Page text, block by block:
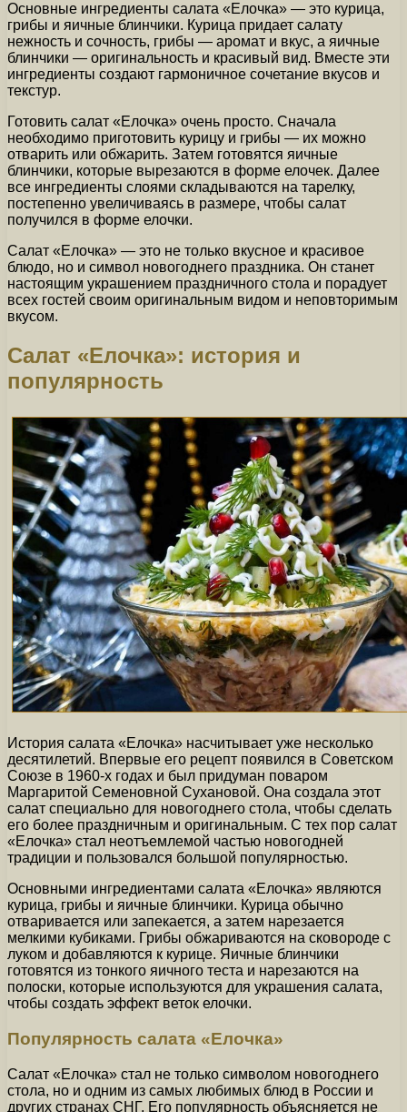
Основные ингредиенты салата «Елочка» — это курица,
грибы и яичные блинчики. Курица придает салату
нежность и сочность, грибы — аромат и вкус, а яичные
блинчики — оригинальность и красивый вид. Вместе эти
ингредиенты создают гармоничное сочетание вкусов и
текстур.
Готовить салат «Елочка» очень просто. Сначала
необходимо приготовить курицу и грибы — их можно
отварить или обжарить. Затем готовятся яичные
блинчики, которые вырезаются в форме елочек. Далее
все ингредиенты слоями складываются на тарелку,
постепенно увеличиваясь в размере, чтобы салат
получился в форме елочки.
Салат «Елочка» — это не только вкусное и красивое
блюдо, но и символ новогоднего праздника. Он станет
настоящим украшением праздничного стола и порадует
всех гостей своим оригинальным видом и неповторимым
вкусом.
Салат «Елочка»: история и
популярность
История салата «Елочка» насчитывает уже несколько
десятилетий. Впервые его рецепт появился в Советском
Союзе в 1960-х годах и был придуман поваром
Маргаритой Семеновной Сухановой. Она создала этот
салат специально для новогоднего стола, чтобы сделать
его более праздничным и оригинальным. С тех пор салат
«Елочка» стал неотъемлемой частью новогодней
традиции и пользовался большой популярностью.
Основными ингредиентами салата «Елочка» являются
курица, грибы и яичные блинчики. Курица обычно
отваривается или запекается, а затем нарезается
мелкими кубиками. Грибы обжариваются на сковороде с
луком и добавляются к курице. Яичные блинчики
готовятся из тонкого яичного теста и нарезаются на
полоски, которые используются для украшения салата,
чтобы создать эффект веток елочки.
Популярность салата «Елочка»
Салат «Елочка» стал не только символом новогоднего
стола, но и одним из самых любимых блюд в России и
других странах СНГ. Его популярность объясняется не